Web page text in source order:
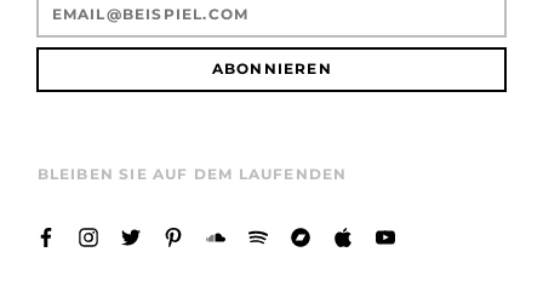
ABONNIEREN
BLEIBEN SIE AUF DEM LAUFENDEN